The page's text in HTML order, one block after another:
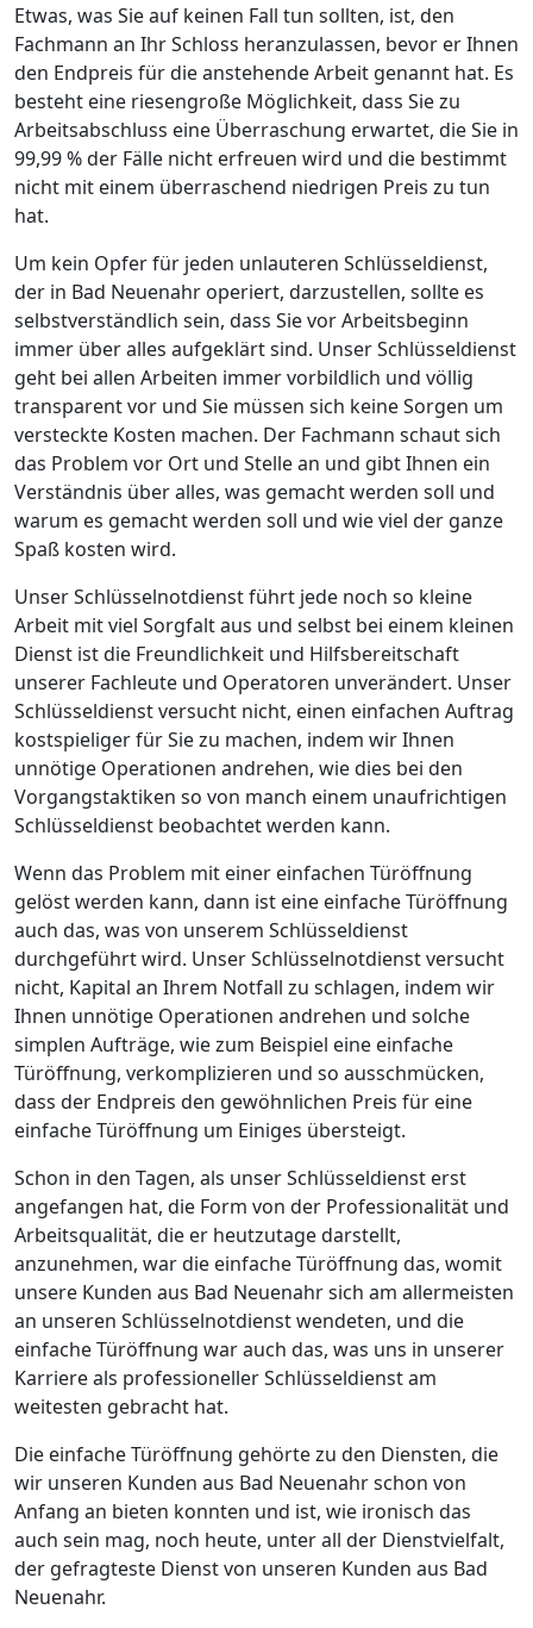
Etwas, was Sie auf keinen Fall tun sollten, ist, den
Fachmann an Ihr Schloss heranzulassen, bevor er Ihnen
den Endpreis für die anstehende Arbeit genannt hat. Es
besteht eine riesengroße Möglichkeit, dass Sie zu
Arbeitsabschluss eine Überraschung erwartet, die Sie in
99,99 % der Fälle nicht erfreuen wird und die bestimmt
nicht mit einem überraschend niedrigen Preis zu tun
hat.
Um kein Opfer für jeden unlauteren Schlüsseldienst,
der in Bad Neuenahr operiert, darzustellen, sollte es
selbstverständlich sein, dass Sie vor Arbeitsbeginn
immer über alles aufgeklärt sind. Unser Schlüsseldienst
geht bei allen Arbeiten immer vorbildlich und völlig
transparent vor und Sie müssen sich keine Sorgen um
versteckte Kosten machen. Der Fachmann schaut sich
das Problem vor Ort und Stelle an und gibt Ihnen ein
Verständnis über alles, was gemacht werden soll und
warum es gemacht werden soll und wie viel der ganze
Spaß kosten wird.
Unser Schlüsselnotdienst führt jede noch so kleine
Arbeit mit viel Sorgfalt aus und selbst bei einem kleinen
Dienst ist die Freundlichkeit und Hilfsbereitschaft
unserer Fachleute und Operatoren unverändert. Unser
Schlüsseldienst versucht nicht, einen einfachen Auftrag
kostspieliger für Sie zu machen, indem wir Ihnen
unnötige Operationen andrehen, wie dies bei den
Vorgangstaktiken so von manch einem unaufrichtigen
Schlüsseldienst beobachtet werden kann.
Wenn das Problem mit einer einfachen Türöffnung
gelöst werden kann, dann ist eine einfache Türöffnung
auch das, was von unserem Schlüsseldienst
durchgeführt wird. Unser Schlüsselnotdienst versucht
nicht, Kapital an Ihrem Notfall zu schlagen, indem wir
Ihnen unnötige Operationen andrehen und solche
simplen Aufträge, wie zum Beispiel eine einfache
Türöffnung, verkomplizieren und so ausschmücken,
dass der Endpreis den gewöhnlichen Preis für eine
einfache Türöffnung um Einiges übersteigt.
Schon in den Tagen, als unser Schlüsseldienst erst
angefangen hat, die Form von der Professionalität und
Arbeitsqualität, die er heutzutage darstellt,
anzunehmen, war die einfache Türöffnung das, womit
unsere Kunden aus Bad Neuenahr sich am allermeisten
an unseren Schlüsselnotdienst wendeten, und die
einfache Türöffnung war auch das, was uns in unserer
Karriere als professioneller Schlüsseldienst am
weitesten gebracht hat.
Die einfache Türöffnung gehörte zu den Diensten, die
wir unseren Kunden aus Bad Neuenahr schon von
Anfang an bieten konnten und ist, wie ironisch das
auch sein mag, noch heute, unter all der Dienstvielfalt,
der gefragteste Dienst von unseren Kunden aus Bad
Neuenahr.